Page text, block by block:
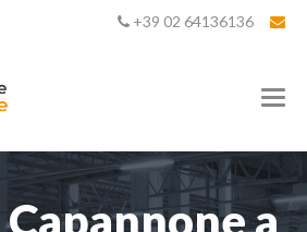
T
l
e
n
+39 02 64136136
a